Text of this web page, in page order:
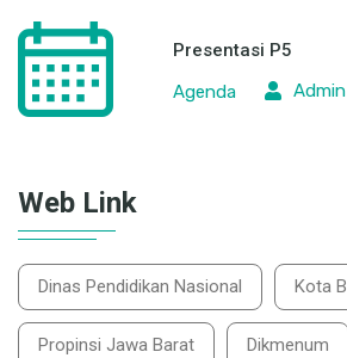
Presentasi P5
Agenda
Admin
Web Link
Dinas Pendidikan Nasional Kota
Propinsi Jawa Barat Dikmenum